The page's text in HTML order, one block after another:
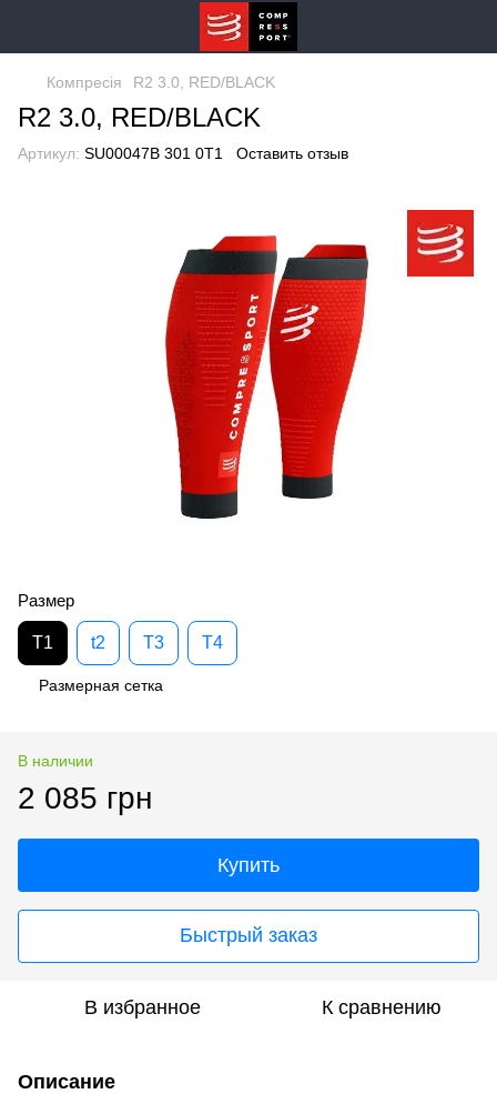
Компресія R2 3.0, RED/BLACK
R2 3.0, RED/BLACK
Артикул: SU00047B 301 0T1 Оставить отзыв
Размер
T1 t2 T3 T4
Размерная сетка
В наличии
2 085 грн
Купить
Быстрый заказ
В избранное К сравнению
Описание